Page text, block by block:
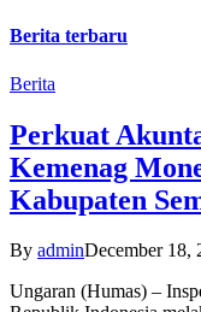
Berita terbaru
Berita
Perkuat
Kemenag
Kabupaten
By adminDecember 18,
Ungaran (Humas) –